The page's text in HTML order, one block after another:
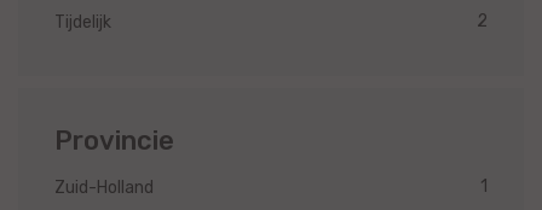
Tijdelijk
2
Provincie
Zuid-Holland
1